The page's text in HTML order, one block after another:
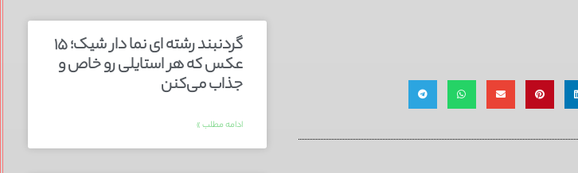
گردنبند رشته ای نما دار شیک؛ ۱۵
عکس که هر استایلی رو خاص و
جذاب می‌کنن
ادامه مطلب »